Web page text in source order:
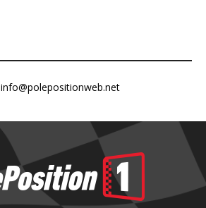
info@polepositionweb.net